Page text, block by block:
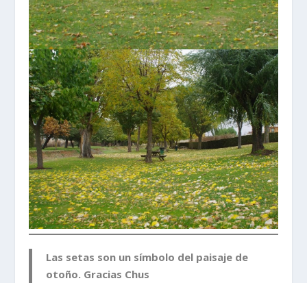
Las setas son un símbolo del paisaje de
otoño. Gracias Chus